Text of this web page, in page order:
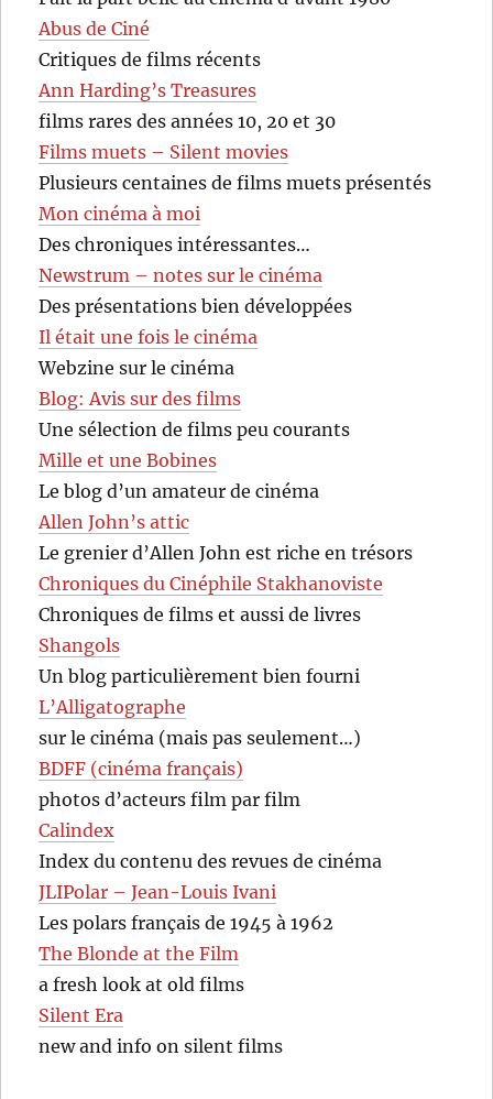
Abus de Ciné
Critiques de films récents
Ann Harding’s Treasures
films rares des années 10, 20 et 30
Films muets – Silent movies
Plusieurs centaines de films muets présentés
Mon cinéma à moi
Des chroniques intéressantes…
Newstrum – notes sur le cinéma
Des présentations bien développées
Il était une fois le cinéma
Webzine sur le cinéma
Blog: Avis sur des films
Une sélection de films peu courants
Mille et une Bobines
Le blog d’un amateur de cinéma
Allen John’s attic
Le grenier d’Allen John est riche en trésors
Chroniques du Cinéphile Stakhanoviste
Chroniques de films et aussi de livres
Shangols
Un blog particulièrement bien fourni
L’Alligatographe
sur le cinéma (mais pas seulement…)
BDFF (cinéma français)
photos d’acteurs film par film
Calindex
Index du contenu des revues de cinéma
JLIPolar – Jean-Louis Ivani
Les polars français de 1945 à 1962
The Blonde at the Film
a fresh look at old films
Silent Era
new and info on silent films